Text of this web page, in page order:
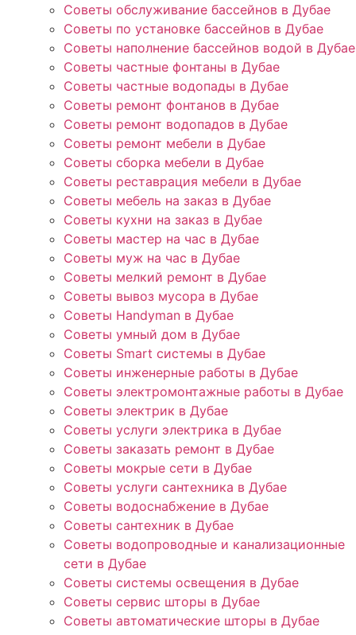
Советы обслуживание бассейнов в Дубае
Советы по установке бассейнов в Дубае
Советы наполнение бассейнов водой в Дубае
Советы частные фонтаны в Дубае
Советы частные водопады в Дубае
Советы ремонт фонтанов в Дубае
Советы ремонт водопадов в Дубае
Советы ремонт мебели в Дубае
Советы сборка мебели в Дубае
Советы реставрация мебели в Дубае
Советы мебель на заказ в Дубае
Советы кухни на заказ в Дубае
Советы мастер на час в Дубае
Советы муж на час в Дубае
Советы мелкий ремонт в Дубае
Советы вывоз мусора в Дубае
Советы Handyman в Дубае
Советы умный дом в Дубае
Советы Smart системы в Дубае
Советы инженерные работы в Дубае
Советы электромонтажные работы в Дубае
Советы электрик в Дубае
Советы услуги электрика в Дубае
Советы заказать ремонт в Дубае
Советы мокрые сети в Дубае
Советы услуги сантехника в Дубае
Советы водоснабжение в Дубае
Советы сантехник в Дубае
Советы водопроводные и канализационные
сети в Дубае
Советы системы освещения в Дубае
Советы сервис шторы в Дубае
Советы автоматические шторы в Дубае